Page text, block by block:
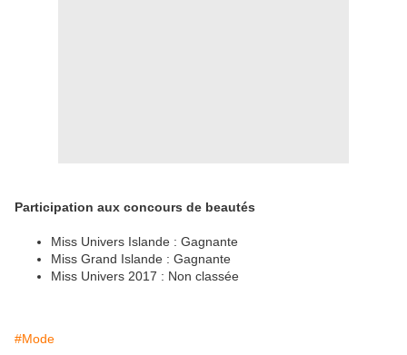
Participation aux concours de beautés
Miss Univers Islande : Gagnante
Miss Grand Islande : Gagnante
Miss Univers 2017 : Non classée
#Mode